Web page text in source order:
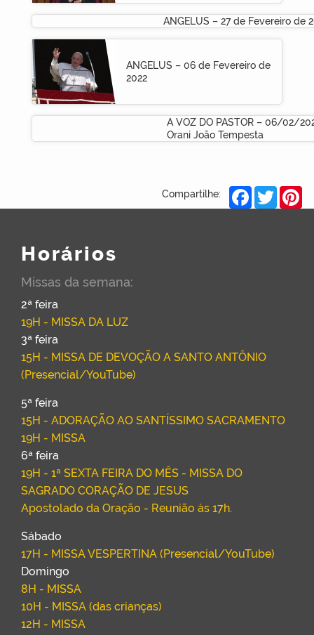
ANGELUS – 27 de Fevereiro de
ANGELUS – 06 de Fevereiro de
2022
A VOZ DO PASTOR – 06/02/
Orani João Tempesta
Compartilhe: Facebook
Twitter
Horários
Missas da semana:
2ª feira
19H - MISSA DA LUZ
3ª feira
15H - MISSA DE DEVOÇÃO A SANTO ANTÔNIO
(Presencial/YouTube)
5ª feira
15H - ADORAÇÃO AO SANTÍSSIMO SACRAMENTO
19H - MISSA
6ª feira
19H - 1ª SEXTA FEIRA DO MÊS - MISSA DO
SAGRADO CORAÇÃO DE JESUS
Apostolado da Oração - Reunião às 17h.
Sábado
17H - MISSA VESPERTINA (Presencial/YouTube)
Domingo
8H - MISSA
10H - MISSA (das crianças)
12H - MISSA